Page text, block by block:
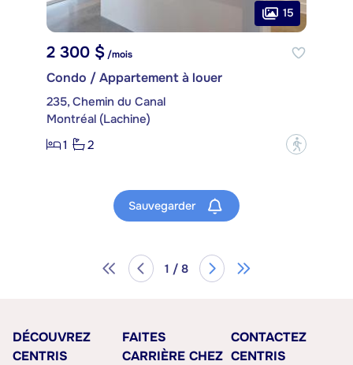
15
2 300 $/mois
Condo / Appartement à louer
235, Chemin du Canal
Montréal (Lachine)
1
2 ?
Sauvegarder
1 / 8
DÉCOUVREZ
CENTRIS
FAITES
CARRIÈRE CHEZ
CONTACTEZ
CENTRIS